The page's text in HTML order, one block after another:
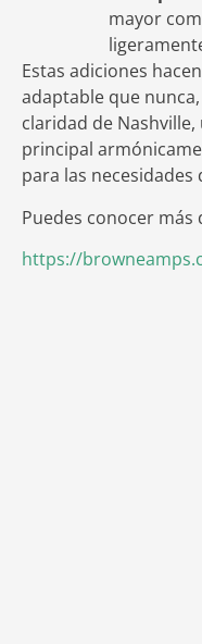
mayor
Estas adiciones
adaptable que
claridad de
principal
para las necesidades
Puedes conocer
https://